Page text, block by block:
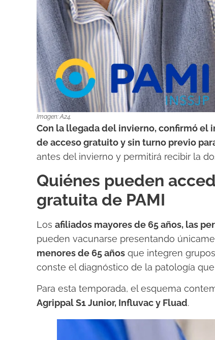
Imagen: A24.
Con la llegada del invierno, confirmó el
de acceso gratuito y sin turno previo
antes del invierno y permitirá recibir la
Quiénes pueden
gratuita de PAMI
Los afiliados mayores de 65 años, las
pueden vacunarse presentando
menores de 65 años que integren
conste el diagnóstico de la patología que
Para esta temporada, el esquema
Agrippal S1 Junior, Influvac y Fluad.